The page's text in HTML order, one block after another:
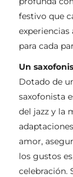
festivo que
para cada
Un
Dotado de
saxofonista
del jazz y la
amor,
los gustos
celebración.